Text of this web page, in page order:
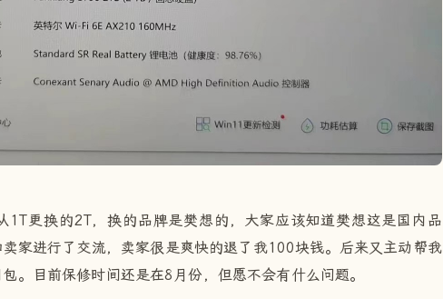
1T更换的2T，换的品牌是樊想的，大家应该知道樊想这是国内品
家进行了交流，卖家很是爽快的退了我100块钱。后来又主动帮我
。目前保修时间还是在8月份，但愿不会有什么问题。